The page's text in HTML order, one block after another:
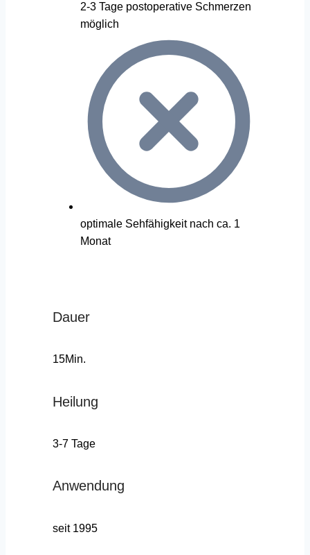
2-3 Tage postoperative Schmerzen
möglich
optimale Sehfähigkeit nach ca. 1
Monat
Dauer
15Min.
Heilung
3-7 Tage
Anwendung
seit 1995